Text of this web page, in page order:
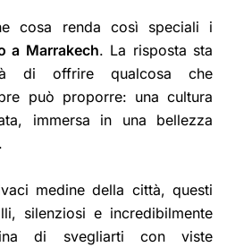
cosa renda così speciali i
a Marrakech. La risposta sta
di offrire qualcosa che
può proporre: una cultura
immersa in una bellezza
medine della città, questi
silenziosi e incredibilmente
di svegliarti con viste